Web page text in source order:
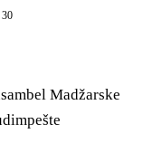
Madžarske